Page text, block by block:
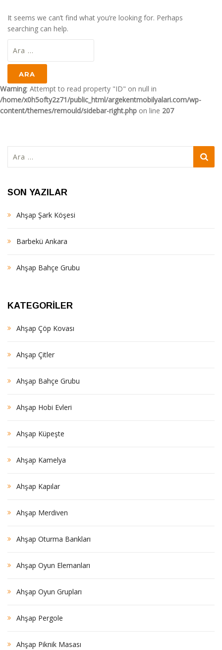
It seems we can’t find what you’re looking for. Perhaps
searching can help.
Warning: Attempt to read property "ID" on null in
/home/x0h5ofty2z71/public_html/argekentmobilyalari.com/wp-
content/themes/remould/sidebar-right.php on line 207
SON YAZILAR
Ahşap Şark Köşesi
Barbekü Ankara
Ahşap Bahçe Grubu
KATEGORILER
Ahşap Çöp Kovası
Ahşap Çitler
Ahşap Bahçe Grubu
Ahşap Hobi Evleri
Ahşap Küpeşte
Ahşap Kamelya
Ahşap Kapılar
Ahşap Merdiven
Ahşap Oturma Bankları
Ahşap Oyun Elemanları
Ahşap Oyun Grupları
Ahşap Pergole
Ahşap Piknik Masası